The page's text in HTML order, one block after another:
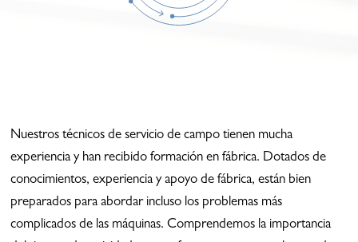
Nuestros técnicos de servicio de campo tienen mucha
experiencia y han recibido formación en fábrica. Dotados de
conocimientos, experiencia y apoyo de fábrica, están bien
preparados para abordar incluso los problemas más
complicados de las máquinas. Comprendemos la importancia